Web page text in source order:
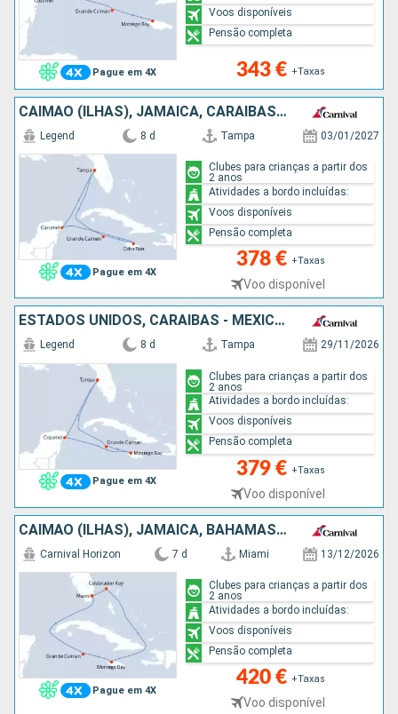
Pague em 4X 343 € +Taxas
Voos disponíveis
Pensão completa
CAIMÃO (ILHAS), JAMAICA, CARAIBAS - MEXICO, ESTADOS UNIDOS
Pague em 4X
Legend 8 d Tampa 03/01/2027
378 € +Taxas
Voo disponível
Clubes para crianças a partir dos
2 anos
Atividades a bordo incluídas:
Voos disponíveis
Pensão completa
ESTADOS UNIDOS, CARAIBAS - MEXICO, JAMAICA, CAIMÃO (ILHAS)
Pague em 4X
Legend 8 d Tampa 29/11/2026
379 € +Taxas
Voo disponível
Clubes para crianças a partir dos
2 anos
Atividades a bordo incluídas:
Voos disponíveis
Pensão completa
CAIMÃO (ILHAS), JAMAICA, BAHAMAS, ESTADOS UNIDOS
Pague em 4X
Carnival Horizon 7 d Miami 13/12/2026
420 € +Taxas
Voo disponível
Clubes para crianças a partir dos
2 anos
Atividades a bordo incluídas:
Voos disponíveis
Pensão completa